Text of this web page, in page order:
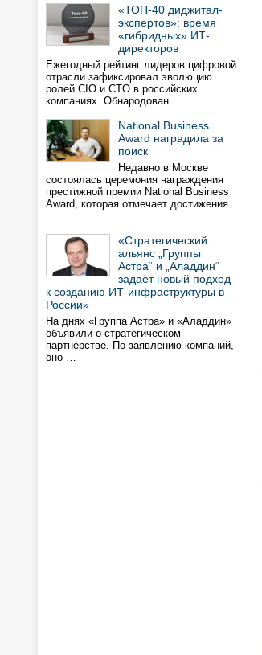
«ТОП-40 диджитал-
экспертов»: время
«гибридных» ИТ-
директоров
Ежегодный рейтинг лидеров цифровой
отрасли зафиксировал эволюцию
ролей CIO и CTO в российских
компаниях. Обнародован …
National Business
Award наградила за
поиск
Недавно в Москве
состоялась церемония награждения
престижной премии National Business
Award, которая отмечает достижения
…
«Стратегический
альянс „Группы
Астра“ и „Аладдин“
задаёт новый подход
к созданию ИТ-инфраструктуры в
России»
На днях «Группа Астра» и «Аладдин»
объявили о стратегическом
партнёрстве. По заявлению компаний,
оно …